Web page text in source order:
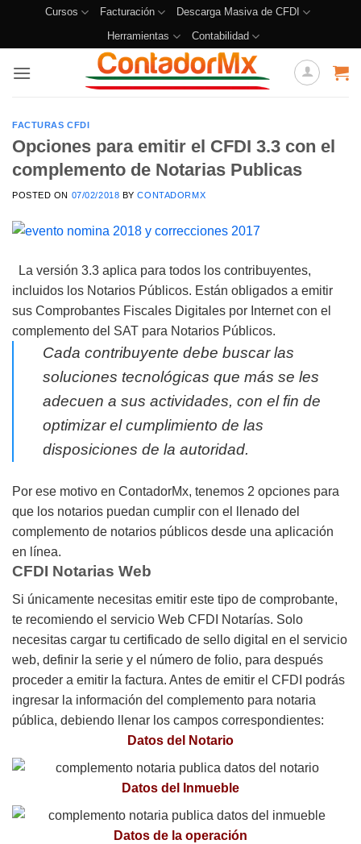
Cursos Facturación
Descarga Masiva de CFDI
Herramientas
Contabilidad
FACTURAS CFDI
Opciones para emitir el CFDI 3.3 con el
complemento de Notarias Publicas
POSTED ON 07/02/2018 BYCONTADORMX
La versión 3.3 aplica para todos los contribuyentes,
incluidos los Notarios Públicos. Están obligados a emitir
sus Comprobantes Fiscales Digitales por Internet con el
complemento del SAT para Notarios Públicos.
Cada contribuyente debe buscar las
soluciones tecnológicas que más se les
adecuen a sus actividades, con el fin de
optimizar el cumplimiento de las
disposiciones de la autoridad.
Por ese motivo en ContadorMx, tenemos 2 opciones para
que los notarios puedan cumplir con el llenado del
complemento de notarios públicos desde una aplicación
en línea.
CFDI Notarias Web
Si únicamente necesitas emitir este tipo de comprobante,
te recomiendo el servicio Web CFDI Notarías. Solo
necesitas cargar tu certificado de sello digital en el servicio
web, definir la serie y el número de folio, para después
proceder a emitir la factura. Antes de emitir el CFDI podrás
ingresar la información del complemento para notaria
pública, debiendo llenar los campos correspondientes:
Datos del Notario
Datos del Inmueble
Datos de la operación